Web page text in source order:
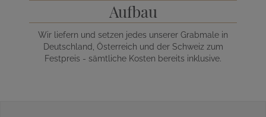
Aufbau
Wir liefern und setzen jedes unserer Grabmale in
Deutschland, Österreich und der Schweiz zum
Festpreis - sämtliche Kosten bereits inklusive.